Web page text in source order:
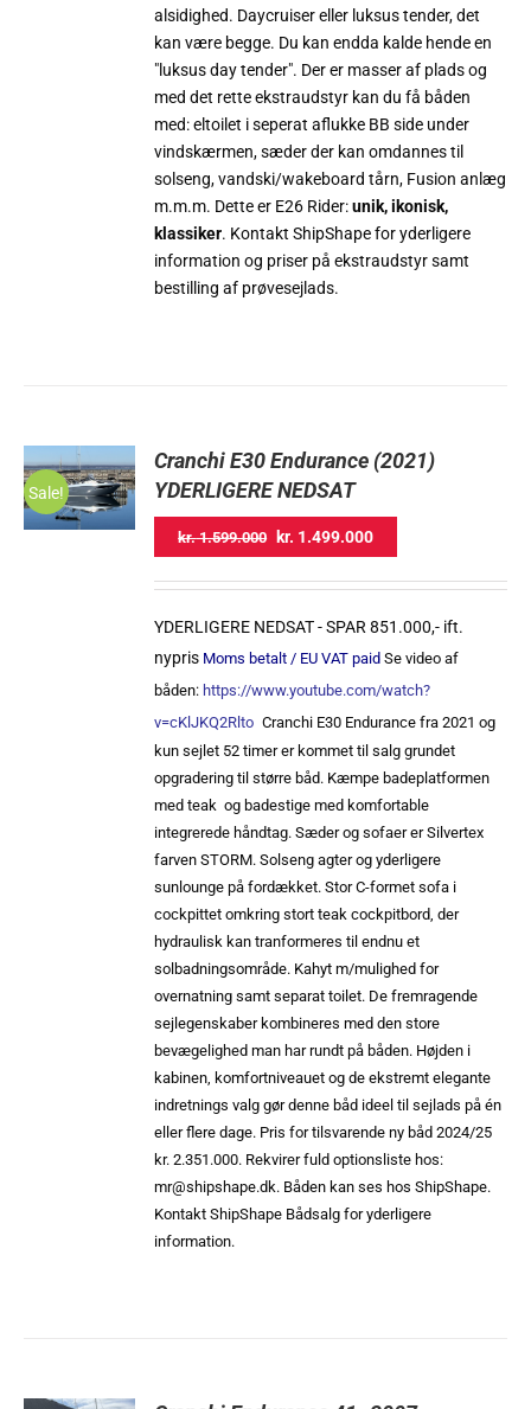
alsidighed. Daycruiser eller luksus tender, det
kan være begge. Du kan endda kalde hende en
"luksus day tender". Der er masser af plads og
med det rette ekstraudstyr kan du få båden
med: eltoilet i seperat aflukke BB side under
vindskærmen, sæder der kan omdannes til
solseng, vandski/wakeboard tårn, Fusion anlæg
m.m.m. Dette er E26 Rider:unik, ikonisk,
klassiker. Kontakt ShipShape for yderligere
information og priser på ekstraudstyr samt
bestilling af prøvesejlads.
Sale!
Cranchi E30 Endurance (2021)
YDERLIGERE NEDSAT
kr.1.599.000 Original
price
kr. 1.599.000.
kr. 1.499.000Current
price
kr. 1.499.000.
YDERLIGERE NEDSAT - SPAR 851.000,- ift.
nypris Moms betalt / EU VAT paidSe video af
båden: https://www.youtube.com/watch?
v=cKlJKQ2Rlto Cranchi E30 Endurance fra 2021 og
kun sejlet 52 timer er kommet til salg grundet
opgradering til større båd. Kæmpe badeplatformen
med teak og badestige med komfortable
integrerede håndtag. Sæder og sofaer er Silvertex
farven STORM. Solseng agter og yderligere
sunlounge på fordækket. Stor C-formet sofa i
cockpittet omkring stort teak cockpitbord, der
hydraulisk kan tranformeres til endnu et
solbadningsområde. Kahyt m/mulighed for
overnatning samt separat toilet. De fremragende
sejlegenskaber kombineres med den store
bevægelighed man har rundt på båden. Højden i
kabinen, komfortniveauet og de ekstremt elegante
indretnings valg gør denne båd ideel til sejlads på én
eller flere dage. Pris for tilsvarende ny båd 2024/25
kr. 2.351.000. Rekvirer fuld optionsliste hos:
mr@shipshape.dk. Båden kan ses hos ShipShape.
Kontakt ShipShape Bådsalg for yderligere
information.